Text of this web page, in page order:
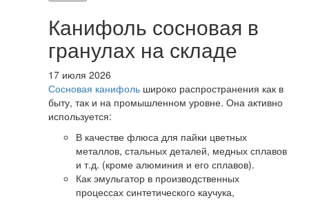
Канифоль сосновая в
гранулах на складе
17 июля 2026
Сосновая канифоль широко распространения как в
быту, так и на промышленном уровне. Она активно
используется:
В качестве флюса для пайки цветных
металлов, стальных деталей, медных сплавов
и т.д. (кроме алюминия и его сплавов).
Как эмульгатор в производственных
процессах синтетического каучука,